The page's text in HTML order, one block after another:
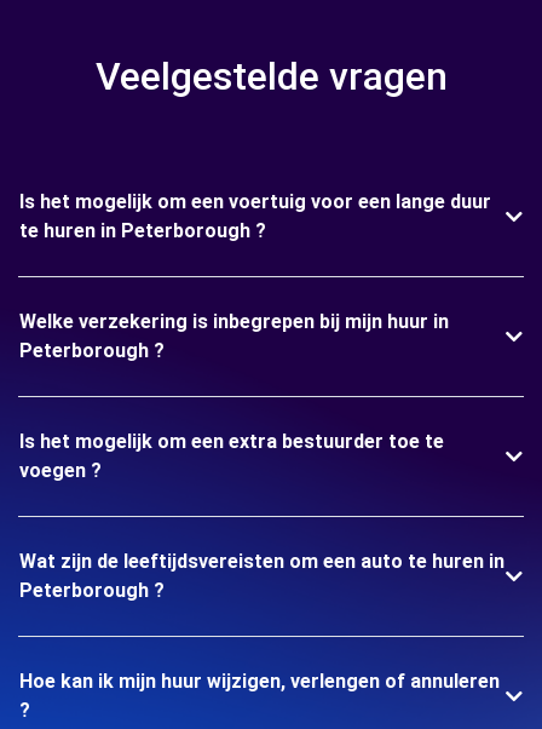
Veelgestelde vragen
Is het mogelijk om een voertuig voor een lange duur
te huren in Peterborough ?
Welke verzekering is inbegrepen bij mijn huur in
Peterborough ?
Is het mogelijk om een extra bestuurder toe te
voegen ?
Wat zijn de leeftijdsvereisten om een auto te huren in
Peterborough ?
Hoe kan ik mijn huur wijzigen, verlengen of annuleren
?